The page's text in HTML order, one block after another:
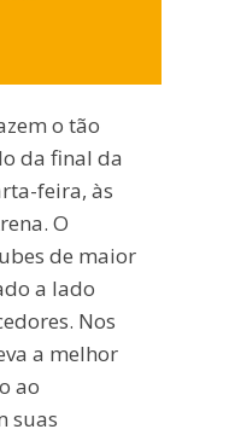
o tão
da final da
feira, às
O
de maior
a lado
Nos
a melhor
ao
suas